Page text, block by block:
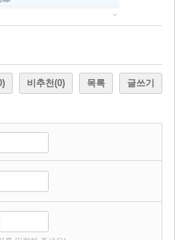
비추천(0) 목록 글쓰기